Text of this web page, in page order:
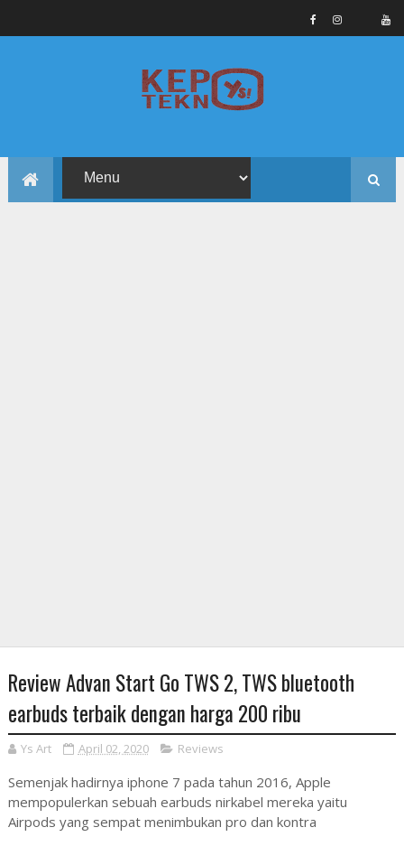
Review Advan Start Go TWS 2, TWS bluetooth
earbuds terbaik dengan harga 200 ribu
Ys Art April 02, 2020 Reviews
Semenjak hadirnya iphone 7 pada tahun 2016, Apple
mempopulerkan sebuah earbuds nirkabel mereka yaitu
Airpods yang sempat menimbukan pro dan kontra